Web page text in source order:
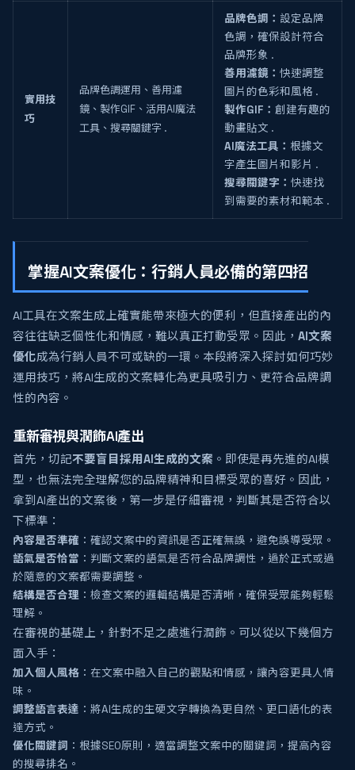
實用技
巧
品牌色調運用、善用濾
鏡、製作GIF、活用AI魔法
工具、搜尋關鍵字 .
品牌色調： 設定品牌
色調，確保設計符合
品牌形象 .
善用濾鏡： 快速調整
圖片的色彩和風格 .
製作GIF： 創建有趣的
動畫貼文 .
AI魔法工具： 根據文
字產生圖片和影片 .
搜尋關鍵字： 快速找
到需要的素材和範本 .
掌握AI文案優化：行銷人員必備的第四招
AI工具在文案生成上確實能帶來極大的便利，但直接產出的內
容往往缺乏個性化和情感，難以真正打動受眾。因此， AI文案
優化成為行銷人員不可或缺的一環。本段將深入探討如何巧妙
運用技巧，將AI生成的文案轉化為更具吸引力、更符合品牌調
性的內容。
重新審視與潤飾AI產出
首先，切記不要盲目採用AI生成的文案 。即使是再先進的AI模
型，也無法完全理解您的品牌精神和目標受眾的喜好。因此，
拿到AI產出的文案後，第一步是仔細審視，判斷其是否符合以
下標準：
內容是否準確 ：確認文案中的資訊是否正確無誤，避免誤導受眾。
語氣是否恰當 ：判斷文案的語氣是否符合品牌調性，過於正式或過
於隨意的文案都需要調整。
結構是否合理 ：檢查文案的邏輯結構是否清晰，確保受眾能夠輕鬆
理解。
在審視的基礎上，針對不足之處進行潤飾。可以從以下幾個方
面入手：
加入個人風格 ：在文案中融入自己的觀點和情感，讓內容更具人情
味。
調整語言表達 ：將AI生成的生硬文字轉換為更自然、更口語化的表
達方式。
優化關鍵詞 ：根據SEO原則，適當調整文案中的關鍵詞，提高內容
的搜尋排名。